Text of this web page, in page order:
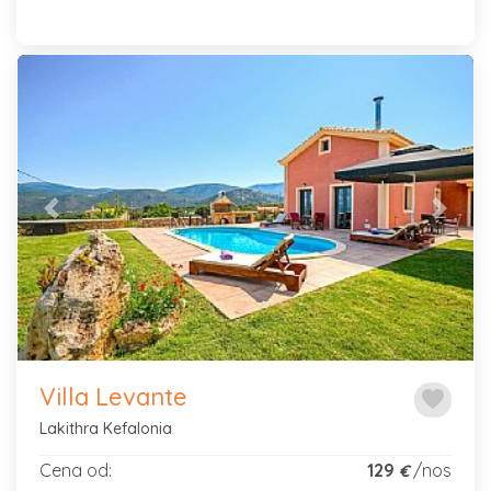
Previous Next
favorite
Villa Levante
Lakithra Kefalonia
Cena od: 129 €/nos